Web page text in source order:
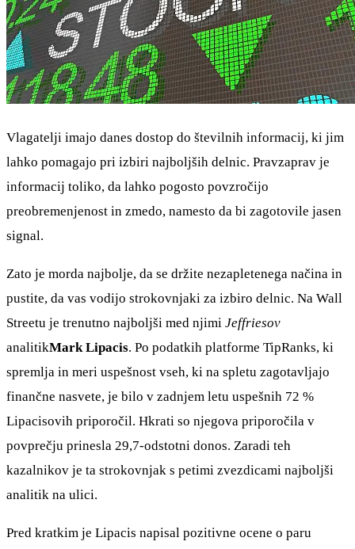
Vlagatelji imajo danes dostop do številnih informacij, ki jim
lahko pomagajo pri izbiri najboljših delnic. Pravzaprav je
informacij toliko, da lahko pogosto povzročijo
preobremenjenost in zmedo, namesto da bi zagotovile jasen
signal.
Zato je morda najbolje, da se držite nezapletenega načina in
pustite, da vas vodijo strokovnjaki za izbiro delnic. Na Wall
Streetu je trenutno najboljši med njimi Jeffriesov
analitikMark Lipacis. Po podatkih platforme TipRanks, ki
spremlja in meri uspešnost vseh, ki na spletu zagotavljajo
finančne nasvete, je bilo v zadnjem letu uspešnih 72 %
Lipacisovih priporočil. Hkrati so njegova priporočila v
povprečju prinesla 29,7-odstotni donos. Zaradi teh
kazalnikov je ta strokovnjak s petimi zvezdicami najboljši
analitik na ulici.
Pred kratkim je Lipacis napisal pozitivne ocene o paru